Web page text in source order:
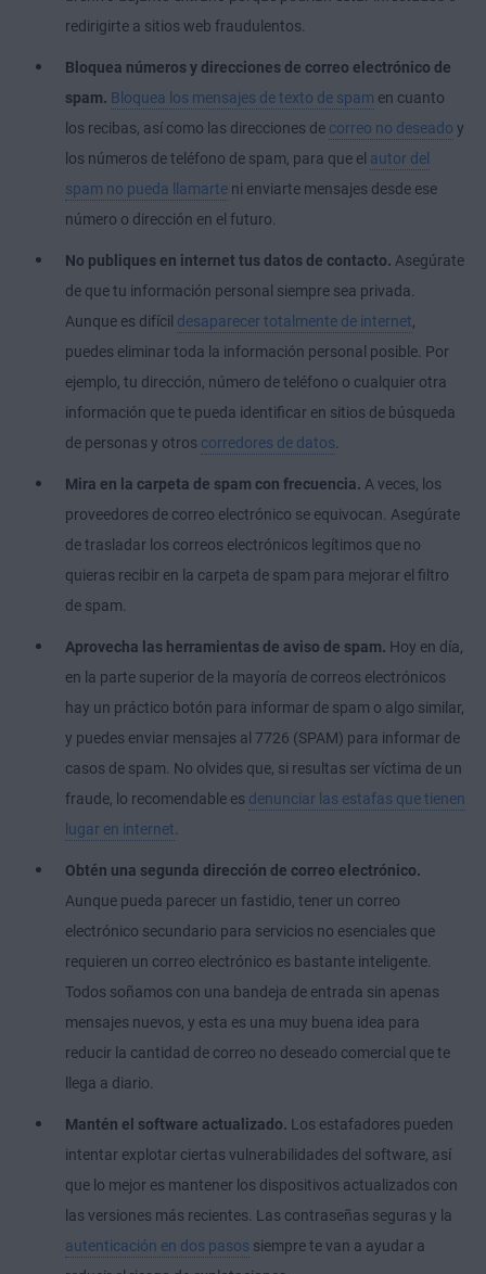
redirigirte a sitios web fraudulentos.
Bloquea números y direcciones de correo electrónico de
spam. Bloquea los mensajes de texto de spam en cuanto
los recibas, así como las direcciones de correo no deseado y
los números de teléfono de spam, para que el autor del
spam no pueda llamarte ni enviarte mensajes desde ese
número o dirección en el futuro.
No publiques en internet tus datos de contacto. Asegúrate
de que tu información personal siempre sea privada.
Aunque es difícil desaparecer totalmente de internet,
puedes eliminar toda la información personal posible. Por
ejemplo, tu dirección, número de teléfono o cualquier otra
información que te pueda identificar en sitios de búsqueda
de personas y otros corredores de datos.
Mira en la carpeta de spam con frecuencia. A veces, los
proveedores de correo electrónico se equivocan. Asegúrate
de trasladar los correos electrónicos legítimos que no
quieras recibir en la carpeta de spam para mejorar el filtro
de spam.
Aprovecha las herramientas de aviso de spam. Hoy en día,
en la parte superior de la mayoría de correos electrónicos
hay un práctico botón para informar de spam o algo similar,
y puedes enviar mensajes al 7726 (SPAM) para informar de
casos de spam. No olvides que, si resultas ser víctima de un
fraude, lo recomendable es denunciar las estafas que tienen
lugar en internet.
Obtén una segunda dirección de correo electrónico.
Aunque pueda parecer un fastidio, tener un correo
electrónico secundario para servicios no esenciales que
requieren un correo electrónico es bastante inteligente.
Todos soñamos con una bandeja de entrada sin apenas
mensajes nuevos, y esta es una muy buena idea para
reducir la cantidad de correo no deseado comercial que te
llega a diario.
Mantén el software actualizado. Los estafadores pueden
intentar explotar ciertas vulnerabilidades del software, así
que lo mejor es mantener los dispositivos actualizados con
las versiones más recientes. Las contraseñas seguras y la
autenticación en dos pasos siempre te van a ayudar a